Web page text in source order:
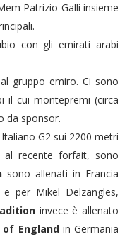
Patrizio Galli insieme
con gli emirati arabi
gruppo emiro. Ci sono
il cui montepremi (circa
da sponsor.
G2 sui 2200 metri
al recente forfait, sono
sono allenati in Francia
per Mikel Delzangles,
invece è allenato
of Englandin Germania